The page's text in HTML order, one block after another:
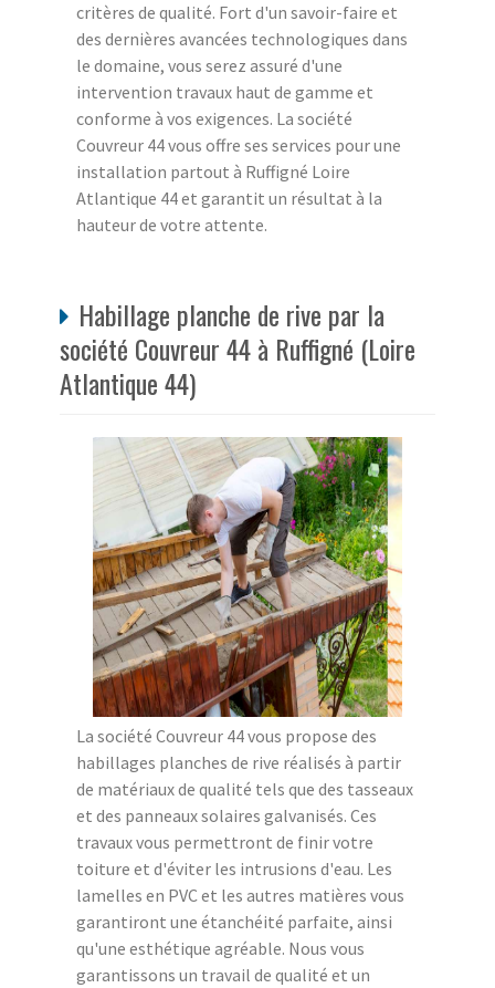
critères de qualité. Fort d'un savoir-faire et
des dernières avancées technologiques dans
le domaine, vous serez assuré d'une
intervention travaux haut de gamme et
conforme à vos exigences. La société
Couvreur 44 vous offre ses services pour une
installation partout à Ruffigné Loire
Atlantique 44 et garantit un résultat à la
hauteur de votre attente.
Habillage planche de rive par la
société Couvreur 44 à Ruffigné (Loire
Atlantique 44)
La société Couvreur 44 vous propose des
habillages planches de rive réalisés à partir
de matériaux de qualité tels que des tasseaux
et des panneaux solaires galvanisés. Ces
travaux vous permettront de finir votre
toiture et d'éviter les intrusions d'eau. Les
lamelles en PVC et les autres matières vous
garantiront une étanchéité parfaite, ainsi
qu'une esthétique agréable. Nous vous
garantissons un travail de qualité et un